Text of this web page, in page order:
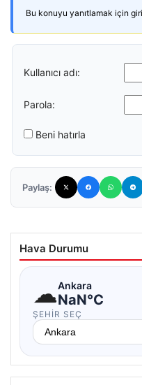
Bu konuyu yanıtlamak için
Kullanıcı adı:
Parola:
Beni hatırla
Paylaş:
Hava Durumu
☁Ankara
NaN°C
ŞEHIR SEÇ